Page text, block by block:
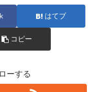
はてブ
コピー
ーする